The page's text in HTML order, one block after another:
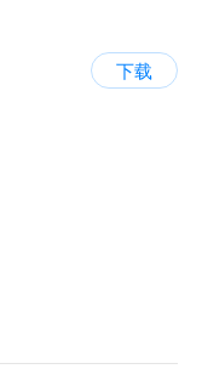
下载